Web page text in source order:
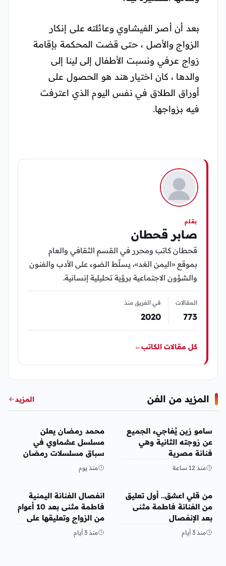
بعد أن أصر الفيشاوي وعائلته على إنكار
الزواج والأصل ، حتى قضت المحكمة بإقامة
زواج عرفي ونسبت الأطفال إلى لينا إلى
والدها ، كان اختيار هند هو الحصول على
أوراق الطلاق في نفس اليوم الذي اعترفت
فيه بزواجها.
بقلم
صابر قحطان
قحطان كاتب ومحرر في القسم الثقافي والعام
بموقع «اليمن الغد»، يسلّط الضوء على الأدب والفنون
والشؤون الاجتماعية برؤية تحليلية إنسانية.
المقالات
773
في الفريق منذ
2020
كل مقالات الكاتب←
المزيد من الفن المزيد
سامو زين يُفاجيء الجميع
عن زوجته الثانية وهي
فنانة مصرية
منذ 12 ساعة
محمد رمضان يعلن
مسلسل عشماوي في
سباق مسلسلات رمضان
2027
منذ يوم
من قلي اعشق.. أول تعليق
من الفنانة فاطمة مثنى
بعد الإنفصال
منذ 3 أيام
الفن
انفصال الفنانة اليمنية
فاطمة مثنى بعد 10 أعوام
من الزواج وتعليقها على
المنشور
منذ 3 أيام